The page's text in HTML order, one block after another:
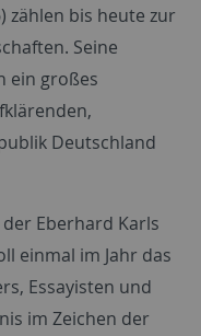
zählen bis heute zur
Seine
ein großes
Deutschland
Eberhard Karls
einmal im Jahr das
Essayisten und
im Zeichen der